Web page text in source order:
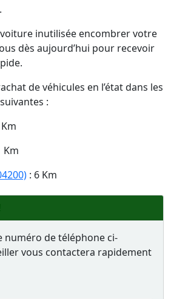
inutilisée encombrer votre
dès aujourd’hui pour recevoir
de véhicules en l’état dans les
:
Km
: 6 Km
numéro de téléphone ci-
vous contactera rapidement